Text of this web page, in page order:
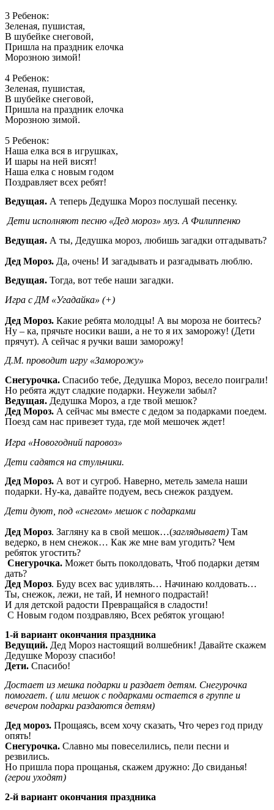
3 Ребенок:
Зеленая, пушистая,
В шубейке снеговой,
Пришла на праздник елочка
Морозною зимой!
4 Ребенок:
Зеленая, пушистая,
В шубейке снеговой,
Пришла на праздник елочка
Морозною зимой.
5 Ребенок:
Наша елка вся в игрушках,
И шары на ней висят!
Наша елка с новым годом
Поздравляет всех ребят!
Ведущая. А теперь Дедушка Мороз послушай песенку.
Дети исполняют песню «Дед мороз» муз. А Филиппенко
Ведущая. А ты, Дедушка мороз, любишь загадки отгадывать?
Дед Мороз. Да, очень! И загадывать и разгадывать люблю.
Ведущая. Тогда, вот тебе наши загадки.
Игра с ДМ «Угадайка» (+)
Дед Мороз. Какие ребята молодцы! А вы мороза не боитесь?
Ну – ка, прячьте носики ваши, а не то я их заморожу! (Дети
прячут). А сейчас я ручки ваши заморожу!
Д.М. проводит игру «Заморожу»
Снегурочка. Спасибо тебе, Дедушка Мороз, весело поиграли!
Но ребята ждут сладкие подарки. Неужели забыл?
Ведущая. Дедушка Мороз, а где твой мешок?
Дед Мороз. А сейчас мы вместе с дедом за подарками поедем.
Поезд сам нас привезет туда, где мой мешочек ждет!
Игра «Новогодний паровоз»
Дети садятся на стульчики.
Дед Мороз. А вот и сугроб. Наверно, метель замела наши
подарки. Ну-ка, давайте подуем, весь снежок раздуем.
Дети дуют, под «снегом» мешок с подарками
Дед Мороз. Загляну ка в свой мешок…(заглядывает) Там
ведерко, в нем снежок… Как же мне вам угодить? Чем
ребяток угостить?
Снегурочка. Может быть поколдовать, Чтоб подарки детям
дать?
Дед Мороз. Буду всех вас удивлять… Начинаю колдовать…
Ты, снежок, лежи, не тай, И немного подрастай!
И для детской радости Превращайся в сладости!
С Новым годом поздравляю, Всех ребяток угощаю!
1-й вариант окончания праздника
Ведущий. Дед Мороз настоящий волшебник! Давайте скажем
Дедушке Морозу спасибо!
Дети. Спасибо!
Достает из мешка подарки и раздает детям. Снегурочка
помогает. ( или мешок с подарками остается в группе и
вечером подарки раздаются детям)
Дед мороз. Прощаясь, всем хочу сказать, Что через год приду
опять!
Снегурочка. Славно мы повеселились, пели песни и
резвились.
Но пришла пора прощанья, скажем дружно: До свиданья!
(герои уходят)
2-й вариант окончания праздника